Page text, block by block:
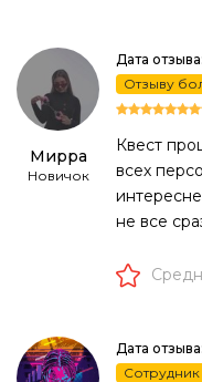
Мирра
Новичок
Дата
Отзыву
Квест
всех
не все
Дата